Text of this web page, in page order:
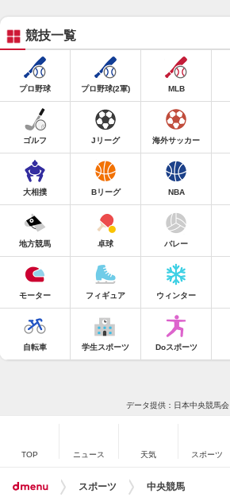
競技一覧
プロ野球 プロ野球(2軍) MLB
ゴルフ Jリーグ 海外サッカー
大相撲 Bリーグ NBA
地方競馬 卓球 バレー
モーター フィギュア ウィンター
自転車 学生スポーツ Doスポーツ
データ提供：日本中央競馬会
TOP ニュース 天気 スポーツ
スポーツ 中央競馬